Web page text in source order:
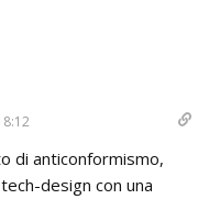
di anticonformismo,
design con una